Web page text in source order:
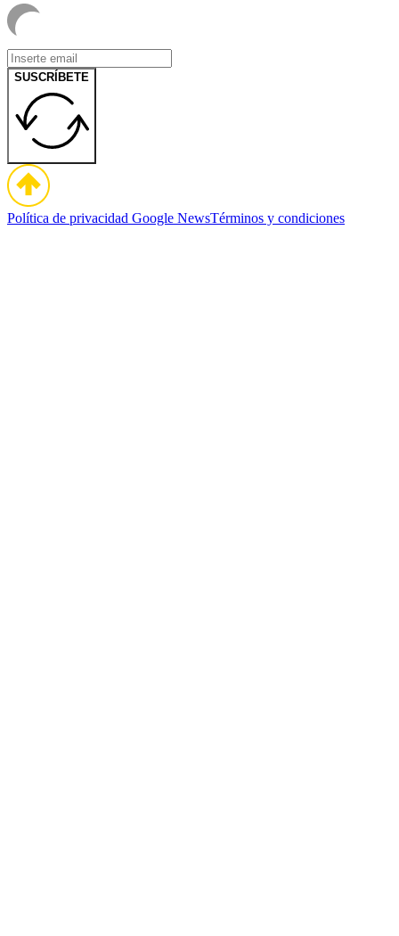
SUSCRÍBETE
Política de privacidad Google NewsTérminos y condiciones